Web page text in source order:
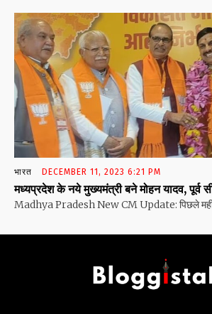
भारत DECEMBER 11, 2023 6:21 PM
मध्यप्रदेश के नये मुख्यमंत्री बने मोहन यादव, पूर्व
Madhya Pradesh New CM Update: पिछले महीने